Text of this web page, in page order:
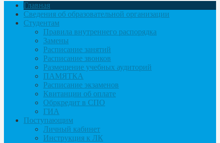
Главная
Сведения об образовательной организации
Студентам
Правила внутреннего распорядка
Замены
Расписание занятий
Расписание звонков
Размещение учебных аудиторий
ПАМЯТКА
Расписание экзаменов
Квитанции об оплате
Обркредит в СПО
ГИА
Поступающим
Личный кабинет
Инструкция к ЛК